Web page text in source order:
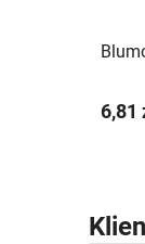
6,81